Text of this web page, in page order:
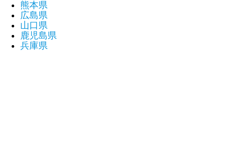
熊本県
広島県
山口県
鹿児島県
兵庫県